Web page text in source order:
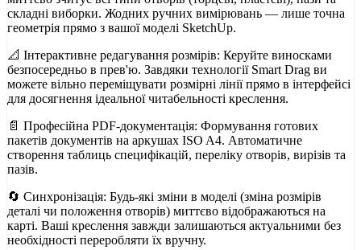
складні виборки. Жодних ручних вимірювань — лише точна
геометрія прямо з вашої моделі SketchUp.
📐 Інтерактивне редагування розмірів: Керуйте виносками
безпосередньо в прев'ю. Завдяки технології Smart Drag ви
можете вільно переміщувати розмірні лінії прямо в інтерфейсі
для досягнення ідеальної читабельності креслення.
📄 Професійна PDF-документація: Формування готових
пакетів документів на аркушах ISO A4. Автоматичне
створення таблиць специфікацій, переліку отворів, вирізів та
пазів.
🔄 Синхронізація: Будь-які зміни в моделі (зміна розмірів
деталі чи положення отворів) миттєво відображаються на
карті. Ваші креслення завжди залишаються актуальними без
необхідності переробляти їх вручну.